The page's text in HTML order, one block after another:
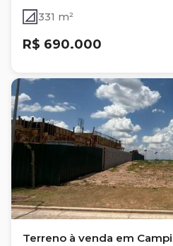
331 m²
R$ 690.000
Terreno à venda em